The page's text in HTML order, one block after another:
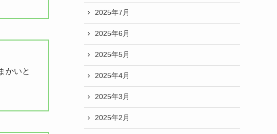
かいと
2025年7月
2025年6月
2025年5月
2025年4月
2025年3月
2025年2月